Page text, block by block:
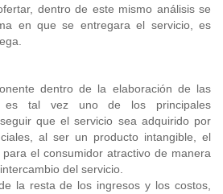
dentro de este mismo análisis se
en que se entregara el servicio, es
dentro de la elaboración de las
es tal vez uno de los principales
que el servicio sea adquirido por
al ser un producto intangible, el
el consumidor atractivo de manera
del servicio.
la resta de los ingresos y los costos,